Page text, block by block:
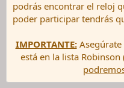
podrás encontrar el reloj
poder participar tendrás
IMPORTANTE:Asegúrate
está en la lista